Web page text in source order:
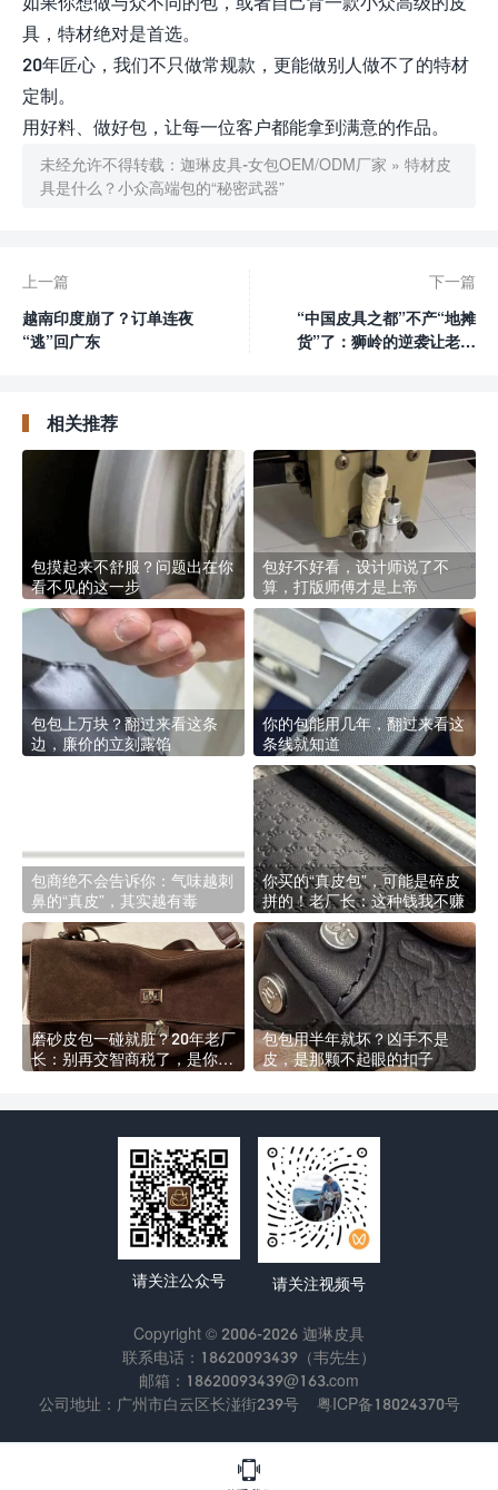
具，特材绝对是首选。
20年匠心，我们不只做常规款，更能做别人做不了的特材
定制。
用好料、做好包，让每一位客户都能拿到满意的作品。
未经允许不得转载： 迦琳皮具-女包OEM/ODM厂家 » 特材皮
具是什么？小众高端包的“秘密武器”
上一篇
越南印度崩了？订单连夜
“逃”回广东
下一篇
“中国皮具之都”不产“地摊
货”了：狮岭的逆袭让老外
相关推荐
包摸起来不舒服？问题出在你
看不见的这一步
包好不好看，设计师说了不
算，打版师傅才是上帝
包包上万块？翻过来看这条
边，廉价的立刻露馅
你的包能用几年，翻过来看这
条线就知道
包商绝不会告诉你：气味越刺
鼻的“真皮”，其实越有毒
你买的“真皮包”，可能是碎皮
拼的！老厂长：这种钱我不赚
磨砂皮包一碰就脏？20年老厂
长：别再交智商税了，是你不
包包用半年就坏？凶手不是
皮，是那颗不起眼的扣子

请关注公众号 请关注视频号
Copyright © 2006-2026 迦琳皮具
联系电话：18620093439（韦先生）
邮箱：18620093439@163.com
公司地址：广州市白云区长湴街239号
粤ICP备18024370号